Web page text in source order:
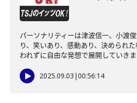
パーソナリティーは津波信一、小渡
り、笑いあり、感動あり、決められ
われずに自由な発想で展開していきま
2025.09.03 |00:56:14